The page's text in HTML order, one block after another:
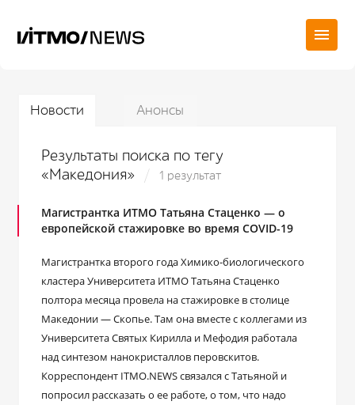
Новости Анонсы
Результаты поиска по тегу
«Македония»
1 результат
Магистрантка ИТМО Татьяна Стаценко — о
европейской стажировке во время COVID-19
Магистрантка второго года Химико-биологического
кластера Университета ИТМО Татьяна Стаценко
полтора месяца провела на стажировке в столице
Македонии — Скопье. Там она вместе с коллегами из
Университета Святых Кирилла и Мефодия работала
над синтезом нанокристаллов перовскитов.
Корреспондент ITMO.NEWS связался с Татьяной и
попросил рассказать о ее работе, о том, что надо